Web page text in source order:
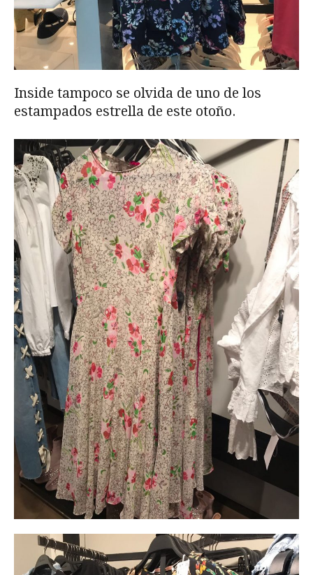
Inside tampoco se olvida de uno de los
estampados estrella de este otoño.